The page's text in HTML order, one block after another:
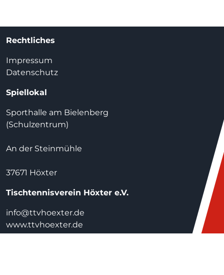
Tischtennisverein Höxter e.V.
info@ttvhoexter.de
www.ttvhoexter.de
Spiellokal
Sporthalle am Bielenberg
(Schulzentrum)
An der Steinmühle
37671 Höxter
Rechtliches
Impressum
Datenschutz